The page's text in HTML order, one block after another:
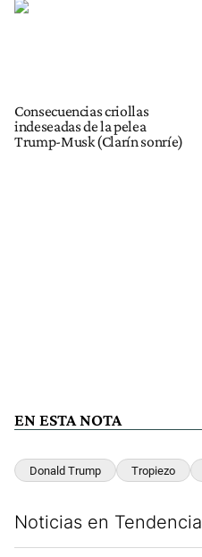
Consecuencias criollas
indeseadas de la pelea
Trump-Musk (Clarín sonríe)
EN ESTA NOTA
Donald Trump Tropiezo
Noticias en Tendencia